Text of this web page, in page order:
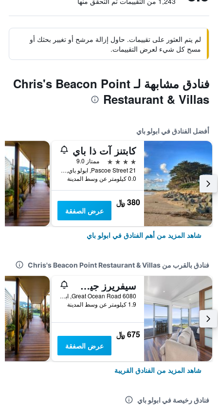
لم يتم العثور على تقييمات. حاول إزالة مرشح أو تغيير بحثك أو
مسح كل شيء لعرض التقييمات.
فنادق مشابهة لـ Chris's Beacon Point
Restaurant & Villas
أفضل الفنادق في ابولو باي
كابتنز آت ذا باي
4 نجوم
ممتاز 9.0
21 Pascoe Street, ابولو باي, VIC, أستراليا
0.0 كيلومتر عن وسط المدينة
380 ﷼
عرض الصفقة
شاهد المزيد من أهم الفنادق في ابولو باي
فنادق بالقرب من Chris's Beacon Point Restaurant & Villas
سيفريرز جيت أواي
6080 Great Ocean Road, ابولو باي, VIC, أستراليا
1.9 كيلومتر عن وسط المدينة
675 ﷼
عرض الصفقة
شاهد المزيد من الفنادق القريبة
فنادق رخيصة في ابولو باي